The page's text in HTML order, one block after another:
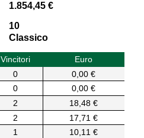
1.854,45 €
10
Classico
Vincitori
Euro
0
0,00 €
0
0,00 €
2
18,48 €
2
17,71 €
1
10,11 €